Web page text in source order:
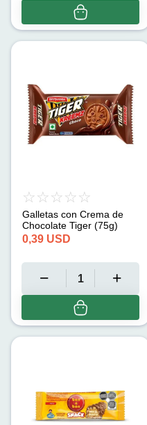
Galletas con Crema de
Chocolate Tiger (75g)
0,39 USD